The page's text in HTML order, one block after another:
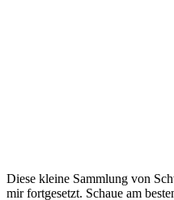
Diese kleine Sammlung von
mir fortgesetzt. Schaue am